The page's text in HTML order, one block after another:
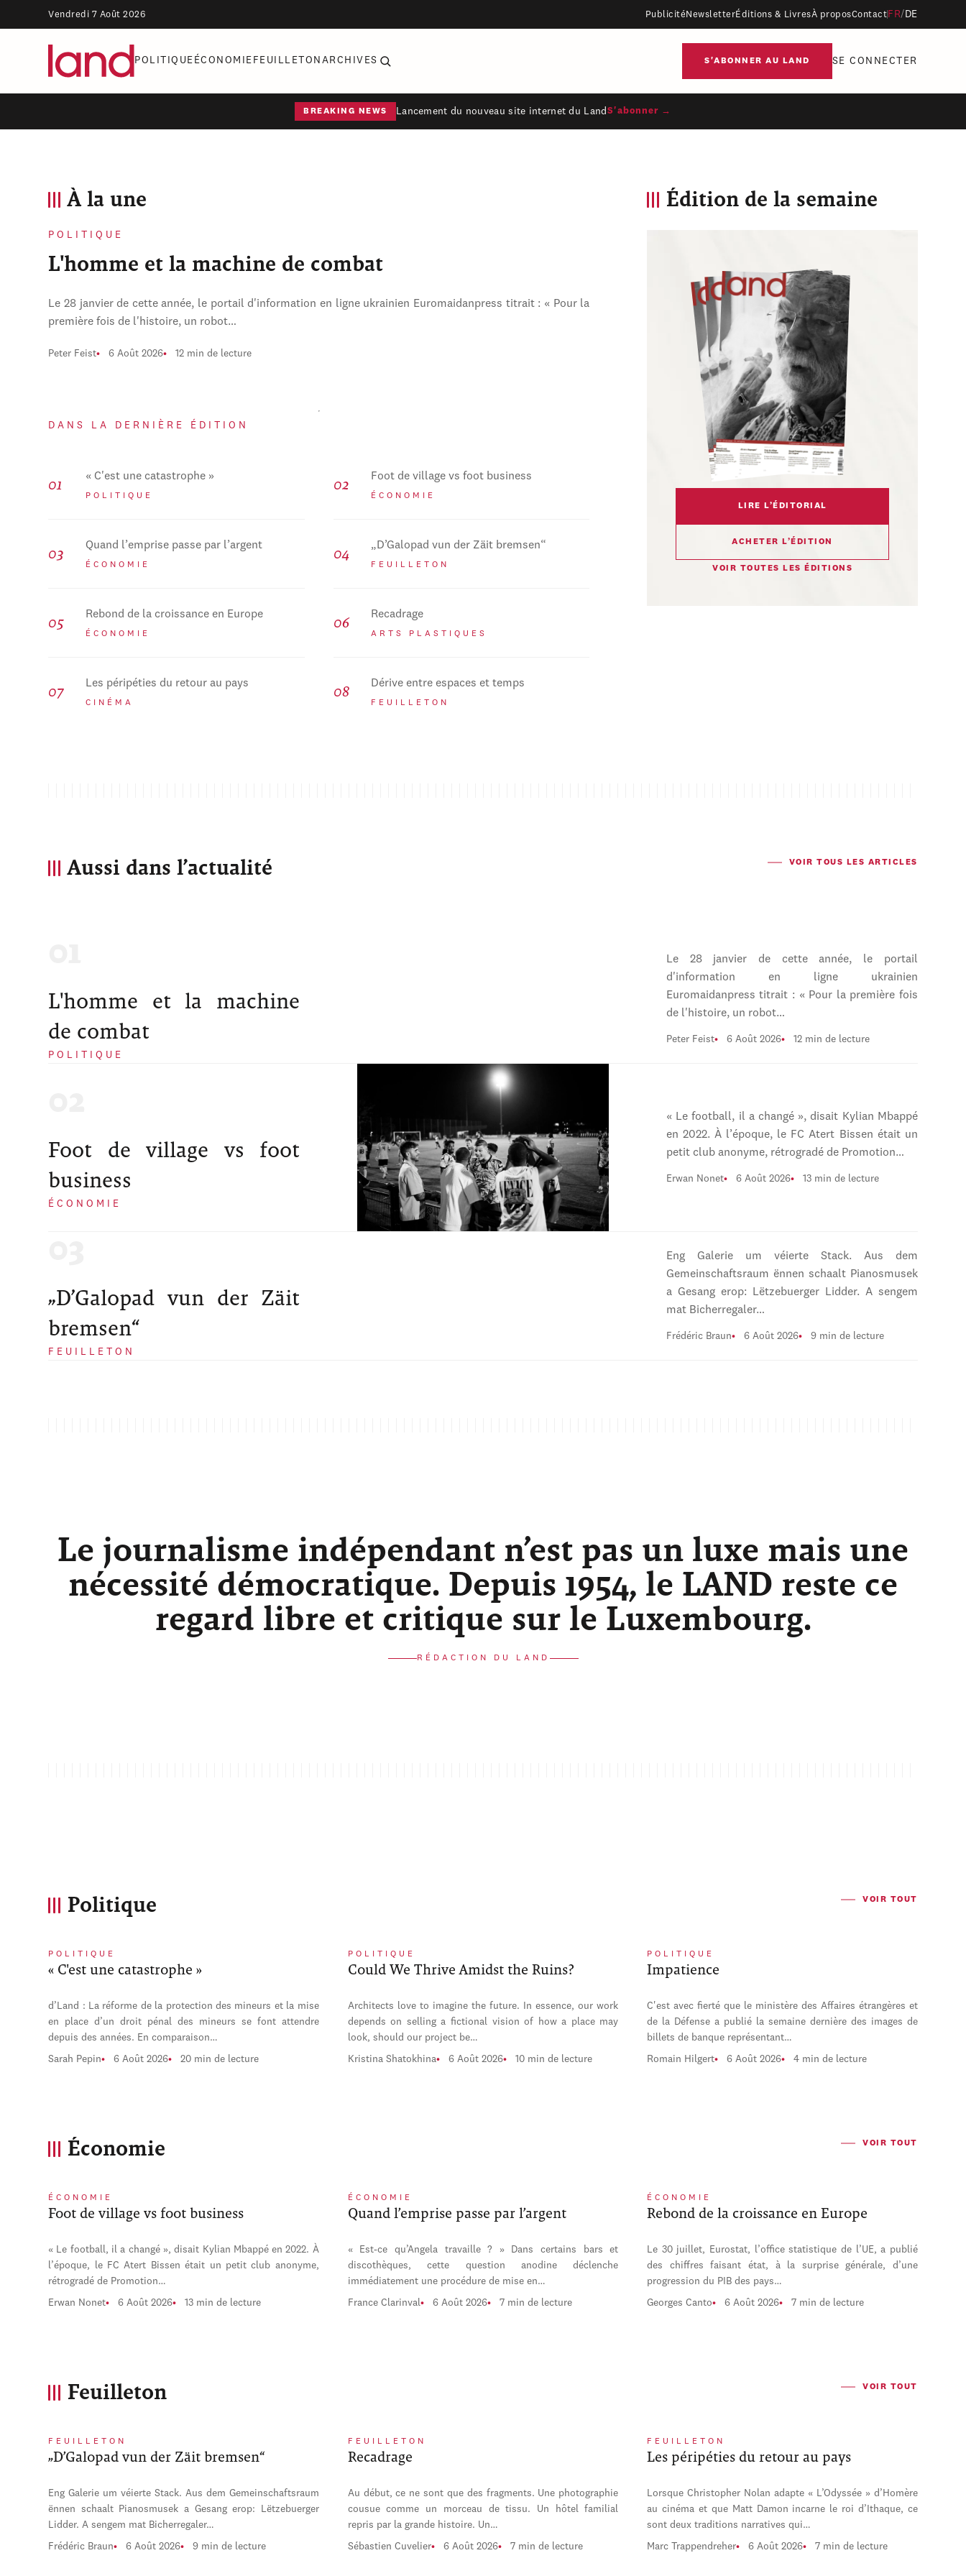
Vendredi 7 Août 2026 Publicité NewsletterÉditions & LivresÀ proposContact FR/ DE
POLITIQUE ÉCONOMIE FEUILLETON ARCHIVES S'ABONNER AU LAND SE CONNECTER
BREAKING NEWS Lancement du nouveau site internet du Land S'abonner →
À la une
POLITIQUE
L'homme et la machine de combat
Le 28 janvier de cette année, le portail d'information en ligne ukrainien Euromaidanpress titrait : « Pour la
première fois de l'histoire, un robot…
Peter Feist 6 Août 2026 12 min de lecture
DANS LA DERNIÈRE ÉDITION
« C'est une catastrophe »
POLITIQUE
Foot de village vs foot business
ÉCONOMIE
Quand l’emprise passe par l’argent
ÉCONOMIE
„D’Galopad vun der Zäit bremsen“
FEUILLETON
Rebond de la croissance en Europe
ÉCONOMIE
Recadrage
ARTS PLASTIQUES
Les péripéties du retour au pays
CINÉMA
Dérive entre espaces et temps
FEUILLETON
Édition de la semaine
LIRE L’ÉDITORIAL
ACHETER L’ÉDITION
VOIR TOUTES LES ÉDITIONS
Aussi dans l’actualité VOIR TOUS LES ARTICLES
L'homme et la machine
de combat
POLITIQUE
Le 28 janvier de cette année, le portail
d'information en ligne ukrainien
Euromaidanpress titrait : « Pour la première fois
de l'histoire, un robot…
Peter Feist 6 Août 2026 12 min de lecture
Foot de village vs foot
business
ÉCONOMIE
« Le football, il a changé », disait Kylian Mbappé
en 2022. À l’époque, le FC Atert Bissen était un
petit club anonyme, rétrogradé de Promotion…
Erwan Nonet 6 Août 2026 13 min de lecture
„D’Galopad vun der Zäit
bremsen“
FEUILLETON
Eng Galerie um véierte Stack. Aus dem
Gemeinschaftsraum ënnen schaalt Pianosmusek
a Gesang erop: Lëtzebuerger Lidder. A sengem
mat Bicherregaler…
Frédéric Braun 6 Août 2026 9 min de lecture
Le journalisme indépendant n’est pas un luxe mais une
nécessité démocratique. Depuis 1954, le LAND reste ce
regard libre et critique sur le Luxembourg.
RÉDACTION DU LAND
Politique VOIR TOUT
POLITIQUE
« C'est une catastrophe »
d’Land : La réforme de la protection des mineurs et la mise
en place d’un droit pénal des mineurs se font attendre
depuis des années. En comparaison…
Sarah Pepin 6 Août 2026 20 min de lecture
POLITIQUE
Could We Thrive Amidst the Ruins?
Architects love to imagine the future. In essence, our work
depends on selling a fictional vision of how a place may
look, should our project be…
Kristina Shatokhina 6 Août 2026 10 min de lecture
POLITIQUE
Impatience
C'est avec fierté que le ministère des Affaires étrangères et
de la Défense a publié la semaine dernière des images de
billets de banque représentant…
Romain Hilgert 6 Août 2026 4 min de lecture
Économie VOIR TOUT
ÉCONOMIE
Foot de village vs foot business
« Le football, il a changé », disait Kylian Mbappé en 2022. À
l’époque, le FC Atert Bissen était un petit club anonyme,
rétrogradé de Promotion…
Erwan Nonet 6 Août 2026 13 min de lecture
ÉCONOMIE
Quand l’emprise passe par l’argent
« Est-ce qu’Angela travaille ? » Dans certains bars et
discothèques, cette question anodine déclenche
immédiatement une procédure de mise en…
France Clarinval 6 Août 2026 7 min de lecture
ÉCONOMIE
Rebond de la croissance en Europe
Le 30 juillet, Eurostat, l’office statistique de l’UE, a publié
des chiffres faisant état, à la surprise générale, d’une
progression du PIB des pays…
Georges Canto 6 Août 2026 7 min de lecture
Feuilleton VOIR TOUT
FEUILLETON
„D’Galopad vun der Zäit bremsen“
Eng Galerie um véierte Stack. Aus dem Gemeinschaftsraum
ënnen schaalt Pianosmusek a Gesang erop: Lëtzebuerger
Lidder. A sengem mat Bicherregaler…
Frédéric Braun 6 Août 2026 9 min de lecture
FEUILLETON
Recadrage
Au début, ce ne sont que des fragments. Une photographie
cousue comme un morceau de tissu. Un hôtel familial
repris par la grande histoire. Un…
Sébastien Cuvelier 6 Août 2026 7 min de lecture
FEUILLETON
Les péripéties du retour au pays
Lorsque Christopher Nolan adapte « L’Odyssée » d’Homère
au cinéma et que Matt Damon incarne le roi d’Ithaque, ce
sont deux traditions narratives qui…
Marc Trappendreher 6 Août 2026 7 min de lecture